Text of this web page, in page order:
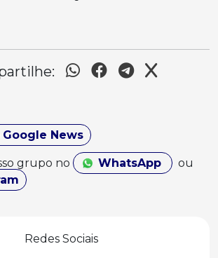
News
grupo no WhatsApp
ou
Redes Sociais